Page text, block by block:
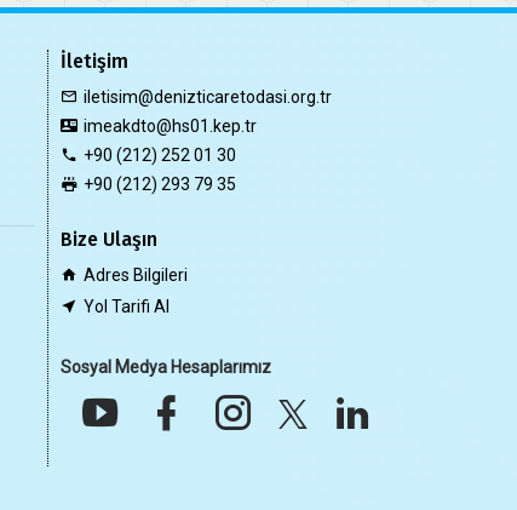
İletişim
iletisim@denizticaretodasi.org.tr
imeakdto@hs01.kep.tr
+90 (212) 252 01 30
+90 (212) 293 79 35
Bize Ulaşın
Adres Bilgileri
Yol Tarifi Al
Sosyal Medya Hesaplarımız